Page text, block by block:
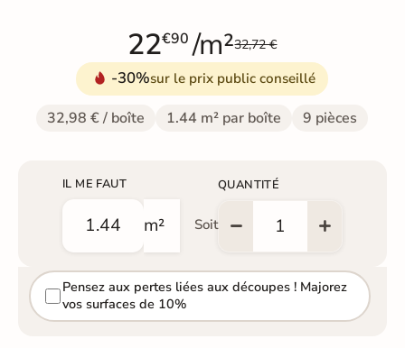
22€90 /m²32,72 €
-30%sur le prix public conseillé
32,98 € / boîte 1.44 m² par boîte 9 pièces
IL ME FAUT
m² Soit
QUANTITÉ
Pensez aux pertes liées aux découpes ! Majorez
vos surfaces de 10%